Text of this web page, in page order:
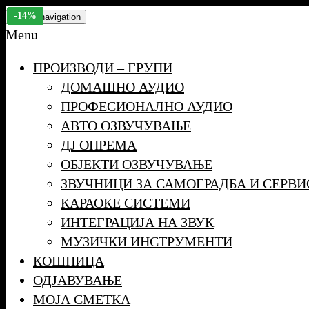
Skip
to
content
Toggle navigation
Menu
ПРОИЗВОДИ – ГРУПИ
ДОМАШНО АУДИО
ПРОФЕСИОНАЛНО АУДИО
АВТО ОЗВУЧУВАЊЕ
ДЈ ОПРЕМА
ОБЈЕКТИ ОЗВУЧУВАЊЕ
ЗВУЧНИЦИ ЗА САМОГРАДБА И
КАРАОКЕ СИСТЕМИ
ИНТЕГРАЦИЈА НА ЗВУК
МУЗИЧКИ ИНСТРУМЕНТИ
КОШНИЦА
ОДЈАВУВАЊЕ
МОЈА СМЕТКА
-15%
-15%
-17%
-17%
-15%
-15%
-16%
-16%
-14%
-14%